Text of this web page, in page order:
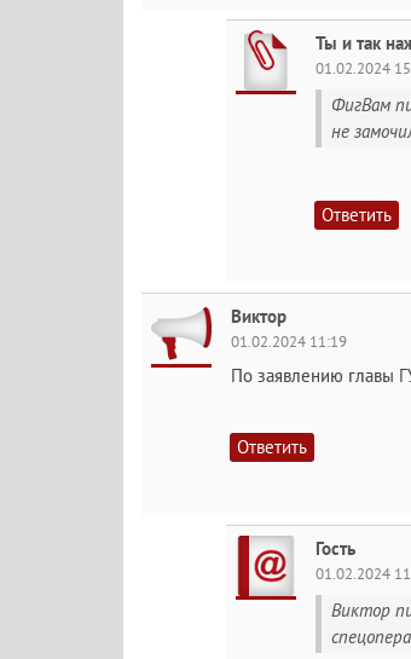
Ты и так
01.02.2024
ФигВам
не
Ответить
Виктор
01.02.2024 11:19
По заявлению главы
Ответить
Гость
01.02.2024
Виктор